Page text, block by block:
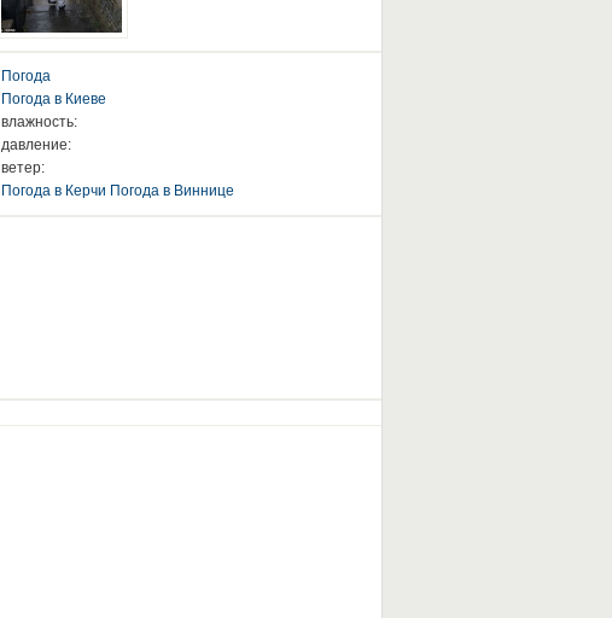
Погода
Погода в Киеве
влажность:
давление:
ветер:
Погода в Керчи Погода в Виннице